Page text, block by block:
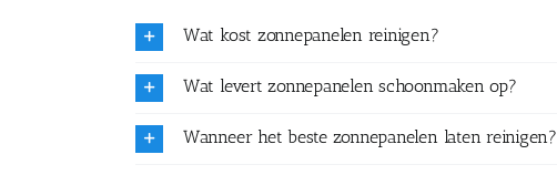
Wat kost zonnepanelen reinigen?
Wat levert zonnepanelen schoonmaken op?
Wanneer het beste zonnepanelen laten reinigen?